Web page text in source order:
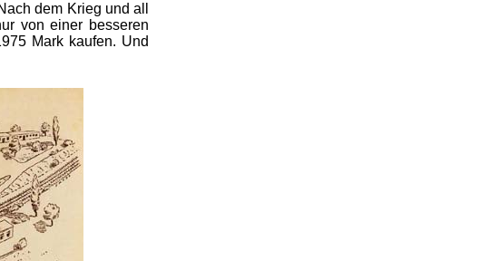
dem Krieg und all
von einer besseren
Mark kaufen. Und